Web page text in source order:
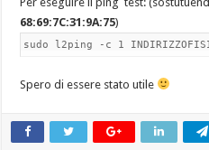
68:69:7C:31:9A:75)
sudo l2ping -c 1
Spero di essere stato utile